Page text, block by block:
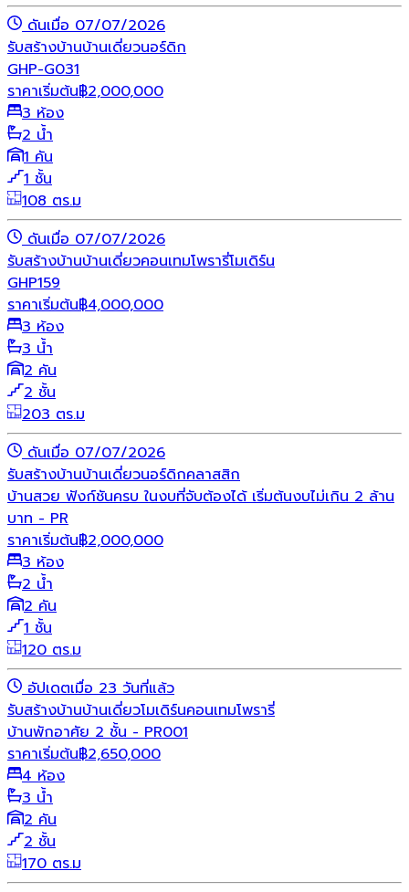
ดันเมื่อ 07/07/2026
รับสร้างบ้านบ้านเดี่ยวนอร์ดิก
GHP-G031
ราคาเริ่มต้น฿2,000,000
3 ห้อง
2 น้ำ
1 คัน
1 ชั้น
108 ตร.ม
ดันเมื่อ 07/07/2026
รับสร้างบ้านบ้านเดี่ยวคอนเทมโพรารี่โมเดิร์น
GHP159
ราคาเริ่มต้น฿4,000,000
3 ห้อง
3 น้ำ
2 คัน
2 ชั้น
203 ตร.ม
ดันเมื่อ 07/07/2026
รับสร้างบ้านบ้านเดี่ยวนอร์ดิกคลาสสิก
บ้านสวย ฟังก์ชันครบ ในงบที่จับต้องได้ เริ่มต้นงบไม่เกิน 2 ล้าน
บาท - PR
ราคาเริ่มต้น฿2,000,000
3 ห้อง
2 น้ำ
2 คัน
1 ชั้น
120 ตร.ม
อัปเดตเมื่อ 23 วันที่แล้ว
รับสร้างบ้านบ้านเดี่ยวโมเดิร์นคอนเทมโพรารี่
บ้านพักอาศัย 2 ชั้น - PR001
ราคาเริ่มต้น฿2,650,000
4 ห้อง
3 น้ำ
2 คัน
2 ชั้น
170 ตร.ม